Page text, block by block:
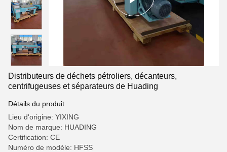
Distributeurs de déchets pétroliers, décanteurs,
centrifugeuses et séparateurs de Huading
Détails du produit
Lieu d'origine: YIXING
Nom de marque: HUADING
Certification: CE
Numéro de modèle: HFSS